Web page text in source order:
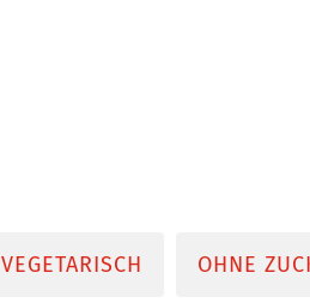
VEGETARISCH OHNE